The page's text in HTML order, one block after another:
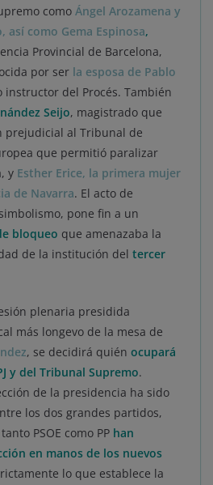
como Ángel Arozamena y
así como Gema Espinosa,
Provincial de Barcelona,
por ser la esposa de Pablo
instructor del Procés. También
Seijo, magistrado que
prejudicial al Tribunal de
que permitió paralizar
y Esther Erice, la primera mujer
de Navarra. El acto de
pone fin a un
bloqueo que amenazaba la
de la institución del tercer
plenaria presidida
más longevo de la mesa de
, se decidirá quién ocupará
y del Tribunal Supremo.
de la presidencia ha sido
los dos grandes partidos,
PSOE como PP han
en manos de los nuevos
lo que establece la